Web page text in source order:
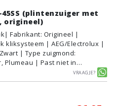
45SS (plintenzuiger met
origineel)
| Fabrikant: Origineel |
kliksysteem | AEG/Electrolux |
| Type zuigmond:
Plumeau | Past niet in
Vraagje?